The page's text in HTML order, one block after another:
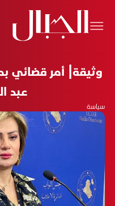
وثيقة| أمر قضائي
عبد
سياسة